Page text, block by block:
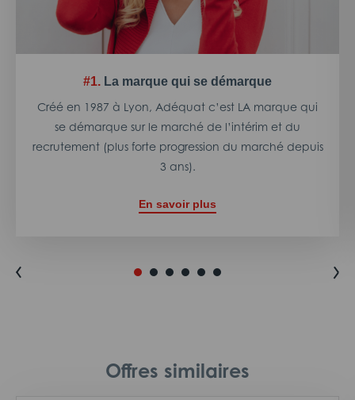
#1. La marque qui se démarque
Créé en 1987 à Lyon, Adéquat c’est LA marque qui
se démarque sur le marché de l’intérim et du
recrutement (plus forte progression du marché depuis
3 ans).
En savoir plus
Offres similaires